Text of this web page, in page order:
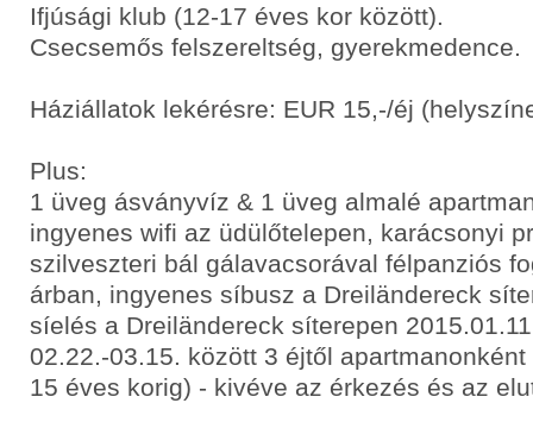
Ifjúsági klub (12-17 éves kor között).
Csecsemős felszereltség, gyerekmedence.
Háziállatok lekérésre: EUR 15,-/éj
Plus:
1 üveg ásványvíz & 1 üveg almalé
ingyenes wifi az üdülőtelepen, karácsonyi
szilveszteri bál gálavacsorával félpanziós
árban, ingyenes síbusz a Dreiländereck
síelés a Dreiländereck síterepen
02.22.-03.15. között 3 éjtől
15 éves korig) - kivéve az érkezés és az